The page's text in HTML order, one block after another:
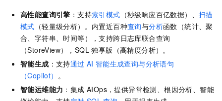
高性能查询引擎 ：支持索引模式 （秒级响应百亿数据）、扫描
模式 （轻量级分析）。内置近百种查询与分析函数（统计、聚
合、字符串、时间等），支持跨日志库联合查询
（StoreView），SQL 独享版（高精度分析）。
智能生成 ：支持通过 AI 智能生成查询与分析语句
（Copilot） 。
智能运维能力 ：集成 AIOps，提供异常检测、根因分析、智能